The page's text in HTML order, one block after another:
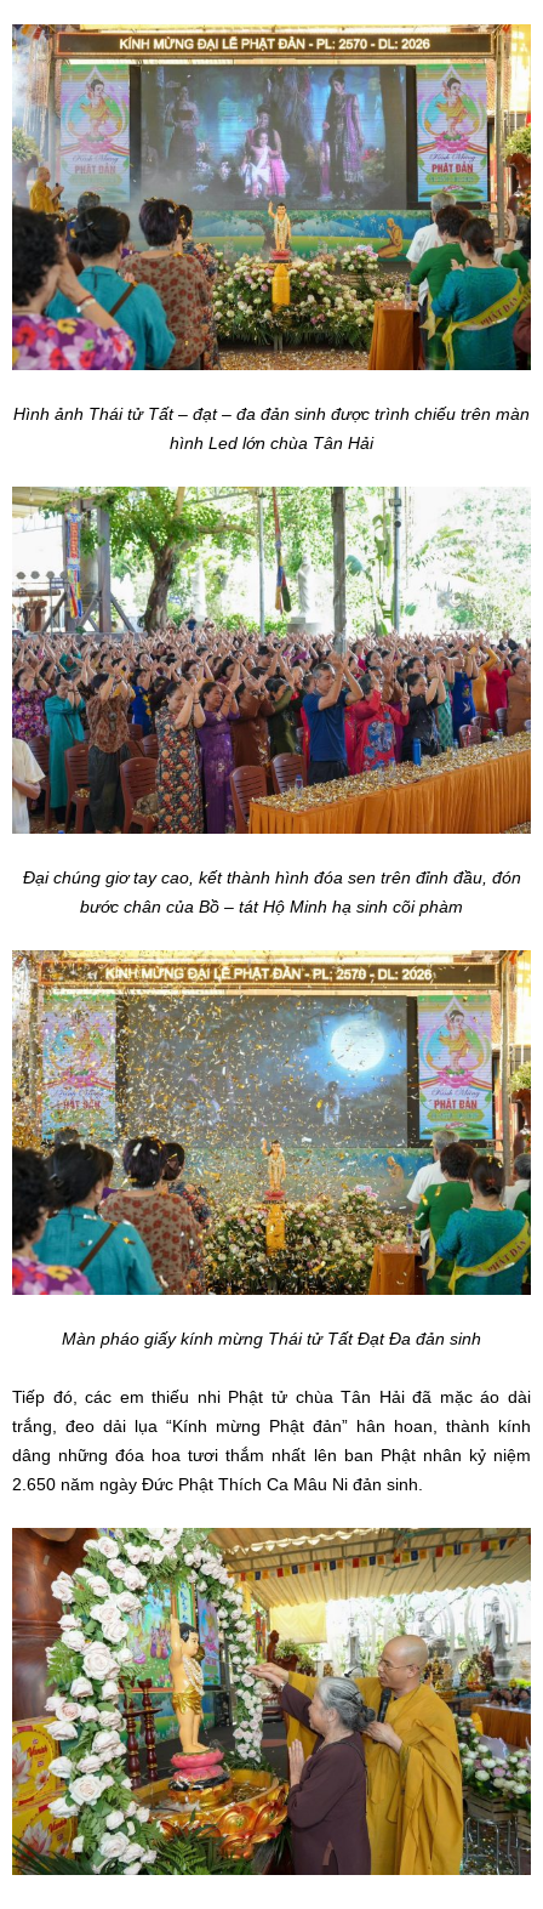
Hình ảnh Thái tử Tất – đạt – đa đản sinh được trình chiếu trên màn
hình Led lớn chùa Tân Hải
Đại chúng giơ tay cao, kết thành hình đóa sen trên đỉnh đầu, đón
bước chân của Bồ – tát Hộ Minh hạ sinh cõi phàm
Màn pháo giấy kính mừng Thái tử Tất Đạt Đa đản sinh
Tiếp đó, các em thiếu nhi Phật tử chùa Tân Hải đã mặc áo dài
trắng, đeo dải lụa “Kính mừng Phật đản” hân hoan, thành kính
dâng những đóa hoa tươi thắm nhất lên ban Phật nhân kỷ niệm
2.650 năm ngày Đức Phật Thích Ca Mâu Ni đản sinh.